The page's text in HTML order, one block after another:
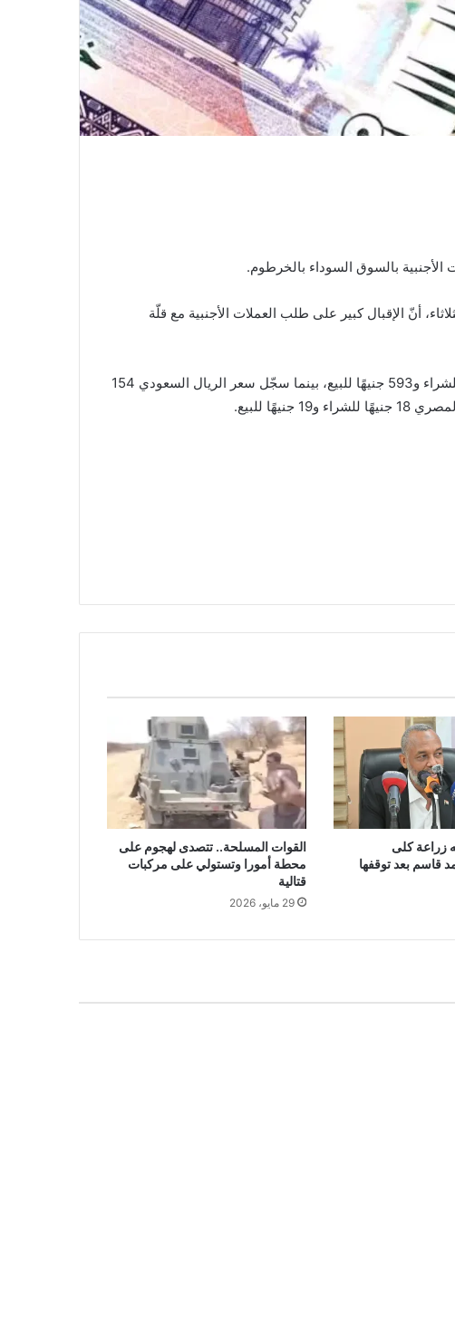
الأجنبية بالسوق السوداء بالخرطوم.
أنّ الإقبال كبير على طلب العملات الأجنبية مع قلّة
وأوضح أحد التجار أنّ سعر الدولار ارتّفع من 588 جنيهًا للشراء و593 جنيهًا للبيع، بينما سجّل سعر الريال السعودي 154
زراعة كلى
قاسم بعد توقفها
القوات المسلحة.. تتصدى لهجوم على
محطة أمورا وتستولي على مركبات
قتالية
29 مايو، 2026